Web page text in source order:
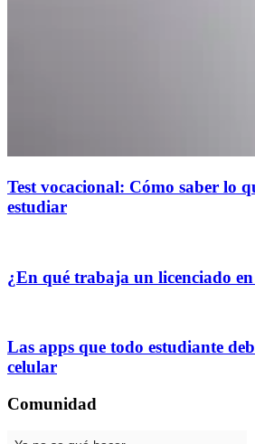
Test vocacional: Cómo saber lo
estudiar
¿En qué trabaja un licenciado
Las apps que todo estudiante
celular
Comunidad